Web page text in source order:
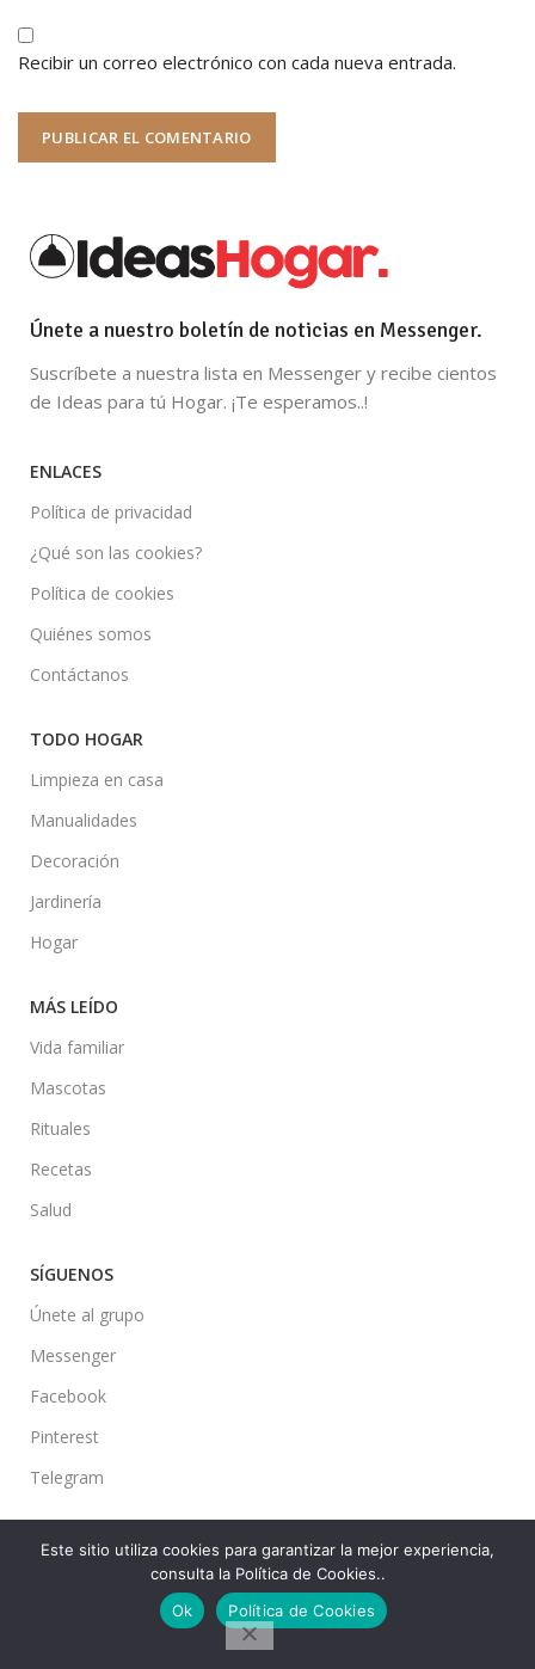
Recibir un correo electrónico con cada nueva entrada.
Únete a nuestro boletín de noticias en Messenger.
Suscríbete a nuestra lista en Messenger y recibe cientos
de Ideas para tú Hogar. ¡Te esperamos..!
ENLACES
Política de privacidad
¿Qué son las cookies?
Política de cookies
Quiénes somos
Contáctanos
TODO HOGAR
Limpieza en casa
Manualidades
Decoración
Jardinería
Hogar
MÁS LEÍDO
Vida familiar
Mascotas
Rituales
Recetas
Salud
SÍGUENOS
Únete al grupo
Messenger
Facebook
Pinterest
Telegram
2022 Created ByCMS. Premium Blog Solutions.
Este sitio utiliza cookies para garantizar la mejor experiencia,
consulta la Política de Cookies..
Ok
Política de Cookies